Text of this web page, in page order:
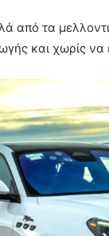
από τα
και χωρίς να